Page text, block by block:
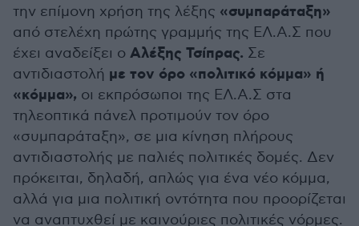
την επίμονη χρήση της λέξης «συμπαράταξη»
από στελέχη πρώτης γραμμής της ΕΛ.Α.Σ που
έχει αναδείξει ο Αλέξης Τσίπρας. Σε
αντιδιαστολή με τον όρο «πολιτικό κόμμα» ή
«κόμμα», οι εκπρόσωποι της ΕΛ.Α.Σ στα
τηλεοπτικά πάνελ προτιμούν τον όρο
«συμπαράταξη», σε μια κίνηση πλήρους
αντιδιαστολής με παλιές πολιτικές δομές. Δεν
πρόκειται, δηλαδή, απλώς για ένα νέο κόμμα,
αλλά για μια πολιτική οντότητα που προορίζεται
να αναπτυχθεί με καινούριες πολιτικές νόρμες.